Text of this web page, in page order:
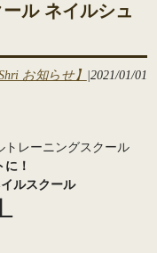
ル ネイルシュ
お知らせ】 |2021/01/01
トレーニングスクール
！
ルスクール